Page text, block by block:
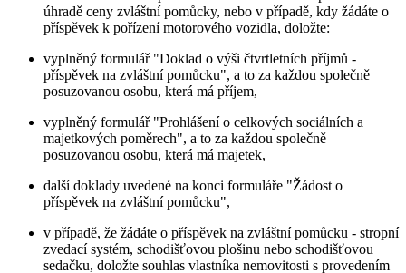
úhradě ceny zvláštní pomůcky, nebo v případě, kdy žádáte o
příspěvek k pořízení motorového vozidla, doložte:
vyplněný formulář "Doklad o výši čtvrtletních příjmů -
příspěvek na zvláštní pomůcku", a to za každou společně
posuzovanou osobu, která má příjem,
vyplněný formulář "Prohlášení o celkových sociálních a
majetkových poměrech", a to za každou společně
posuzovanou osobu, která má majetek,
další doklady uvedené na konci formuláře "Žádost o
příspěvek na zvláštní pomůcku",
v případě, že žádáte o příspěvek na zvláštní pomůcku - stropní
zvedací systém, schodišťovou plošinu nebo schodišťovou
sedačku, doložte souhlas vlastníka nemovitosti s provedením